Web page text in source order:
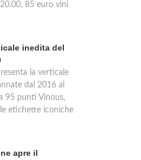
85 euro vini
inedita del
la verticale
dal 2016 al
95 punti Vinous,
etichette iconiche
apre il